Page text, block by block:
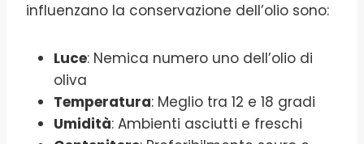
influenzano la conservazione dell’olio sono:
Luce: Nemica numero uno dell’olio di
oliva
Temperatura: Meglio tra 12 e 18 gradi
Umidità: Ambienti asciutti e freschi